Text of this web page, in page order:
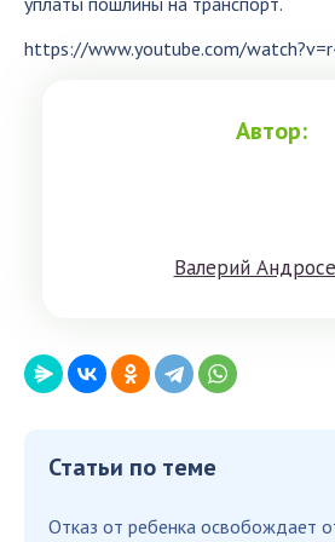
https://www.youtube.com/
Автор:
Вaлeрий
Статьи по теме
Отказ от ребенка освобождает